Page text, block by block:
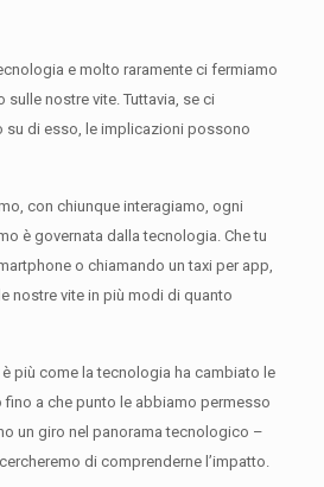
e molto raramente ci fermiamo
sulle nostre vite. Tuttavia, se ci
su di esso, le implicazioni possono
con chiunque interagiamo, ogni
è governata dalla tecnologia. Che tu
o chiamando un taxi per app,
nostre vite in più modi di quanto
più come la tecnologia ha cambiato le
a che punto le abbiamo permesso
un giro nel panorama tecnologico –
di comprenderne l’impatto.